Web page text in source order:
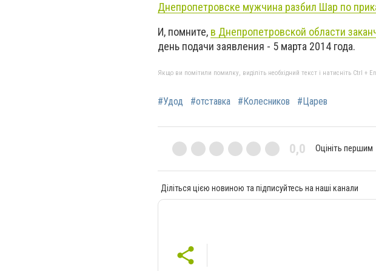
Днепропетровске мужчина разбил Шар по
И, помните, в Днепропетровской области
день подачи заявления - 5 марта 2014 года.
Якщо ви помітили помилку, виділіть необхідний текст і натисніть Ctrl +
#Удод #отставка #Колесников #Царев
0,0 Оцініть першим
Діліться цією новиною та підписуйтесь на наші канали